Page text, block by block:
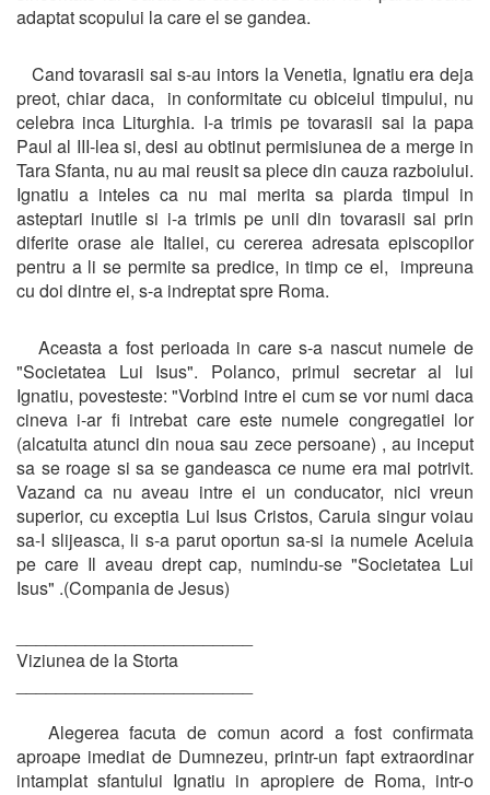
adaptat scopului la care el se gandea.
Cand tovarasii sai s-au intors la Venetia, Ignatiu era deja
preot, chiar daca, in conformitate cu obiceiul timpului, nu
celebra inca Liturghia. I-a trimis pe tovarasii sai la papa
Paul al III-lea si, desi au obtinut permisiunea de a merge in
Tara Sfanta, nu au mai reusit sa plece din cauza razboiului.
Ignatiu a inteles ca nu mai merita sa piarda timpul in
asteptari inutile si i-a trimis pe unii din tovarasii sai prin
diferite orase ale Italiei, cu cererea adresata episcopilor
pentru a li se permite sa predice, in timp ce el, impreuna
cu doi dintre ei, s-a indreptat spre Roma.
Aceasta a fost perioada in care s-a nascut numele de
"Societatea Lui Isus". Polanco, primul secretar al lui
Ignatiu, povesteste: "Vorbind intre ei cum se vor numi daca
cineva i-ar fi intrebat care este numele congregatiei lor
(alcatuita atunci din noua sau zece persoane) , au inceput
sa se roage si sa se gandeasca ce nume era mai potrivit.
Vazand ca nu aveau intre ei un conducator, nici vreun
superior, cu exceptia Lui Isus Cristos, Caruia singur voiau
sa-I slijeasca, li s-a parut oportun sa-si ia numele Aceluia
pe care Il aveau drept cap, numindu-se "Societatea Lui
Isus" .(Compania de Jesus)
Viziunea de la Storta
Alegerea facuta de comun acord a fost confirmata
aproape imediat de Dumnezeu, printr-un fapt extraordinar
intamplat sfantului Ignatiu in apropiere de Roma, intr-o